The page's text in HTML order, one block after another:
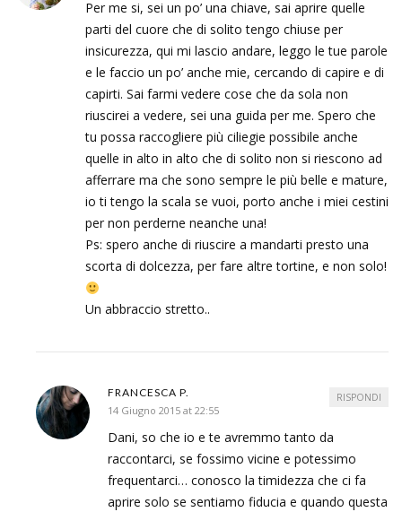
Per me si, sei un po’ una chiave, sai aprire quelle
parti del cuore che di solito tengo chiuse per
insicurezza, qui mi lascio andare, leggo le tue parole
e le faccio un po’ anche mie, cercando di capire e di
capirti. Sai farmi vedere cose che da sola non
riuscirei a vedere, sei una guida per me. Spero che
tu possa raccogliere più ciliegie possibile anche
quelle in alto in alto che di solito non si riescono ad
afferrare ma che sono sempre le più belle e mature,
io ti tengo la scala se vuoi, porto anche i miei cestini
per non perderne neanche una!
Ps: spero anche di riuscire a mandarti presto una
scorta di dolcezza, per fare altre tortine, e non solo!
Un abbraccio stretto..
FRANCESCA P.
14 Giugno 2015 at 22:55
Dani, so che io e te avremmo tanto da
raccontarci, se fossimo vicine e potessimo
frequentarci… conosco la timidezza che ci fa
aprire solo se sentiamo fiducia e quando questa
RISPONDI